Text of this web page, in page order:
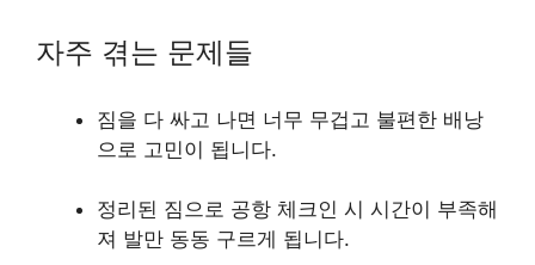
자주 겪는 문제들
짐을 다 싸고 나면 너무 무겁고 불편한 배낭
으로 고민이 됩니다.
정리된 짐으로 공항 체크인 시 시간이 부족해
져 발만 동동 구르게 됩니다.